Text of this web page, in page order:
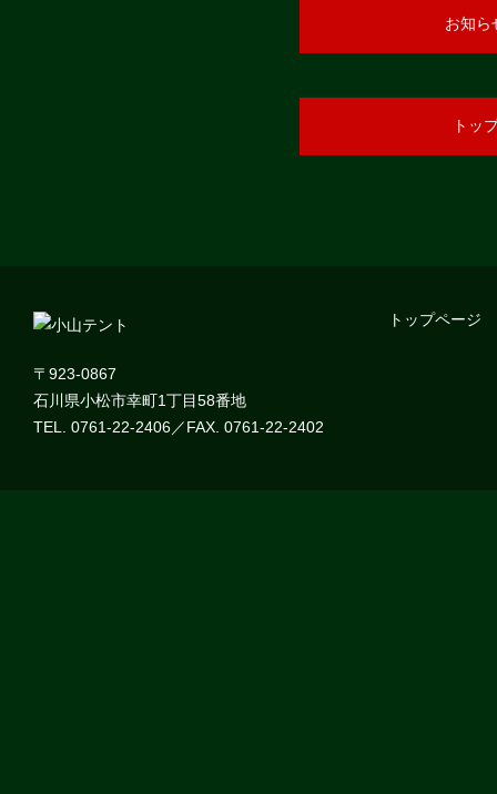
お知ら
トッ
〒923-0867
石川県小松市幸町1丁目58番地
TEL. 0761-22-2406／FAX. 0761-22-2402
トップページ